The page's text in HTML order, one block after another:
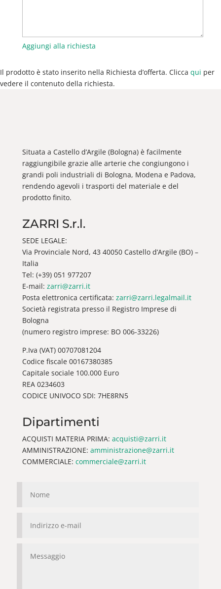
Aggiungi alla richiesta
Il prodotto è stato inserito nella Richiesta d’offerta. Clicca qui per
vedere il contenuto della richiesta.
Situata a Castello d’Argile (Bologna) è facilmente
raggiungibile grazie alle arterie che congiungono i
grandi poli industriali di Bologna, Modena e Padova,
rendendo agevoli i trasporti del materiale e del
prodotto finito.
ZARRI S.r.l.
SEDE LEGALE:
Via Provinciale Nord, 43 40050 Castello d’Argile (BO) –
Italia
Tel: (+39) 051 977207
E-mail: zarri@zarri.it
Posta elettronica certificata: zarri@zarri.legalmail.it
Società registrata presso il Registro Imprese di
Bologna
(numero registro imprese: BO 006-33226)
P.Iva (VAT) 00707081204
Codice fiscale 00167380385
Capitale sociale 100.000 Euro
REA 0234603
CODICE UNIVOCO SDI: 7HE8RN5
Dipartimenti
ACQUISTI MATERIA PRIMA: acquisti@zarri.it
AMMINISTRAZIONE: amministrazione@zarri.it
COMMERCIALE: commerciale@zarri.it